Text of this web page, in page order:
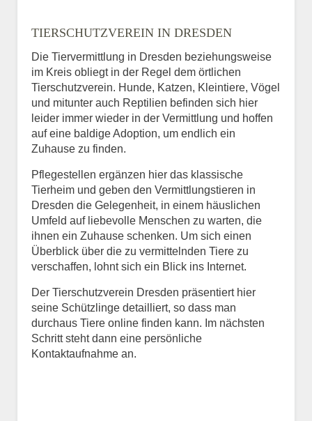
TIERSCHUTZVEREIN IN DRESDEN
Die Tiervermittlung in Dresden beziehungsweise
im Kreis obliegt in der Regel dem örtlichen
Tierschutzverein. Hunde, Katzen, Kleintiere, Vögel
und mitunter auch Reptilien befinden sich hier
leider immer wieder in der Vermittlung und hoffen
auf eine baldige Adoption, um endlich ein
Zuhause zu finden.
Pflegestellen ergänzen hier das klassische
Tierheim und geben den Vermittlungstieren in
Dresden die Gelegenheit, in einem häuslichen
Umfeld auf liebevolle Menschen zu warten, die
ihnen ein Zuhause schenken. Um sich einen
Überblick über die zu vermittelnden Tiere zu
verschaffen, lohnt sich ein Blick ins Internet.
Der Tierschutzverein Dresden präsentiert hier
seine Schützlinge detailliert, so dass man
durchaus Tiere online finden kann. Im nächsten
Schritt steht dann eine persönliche
Kontaktaufnahme an.